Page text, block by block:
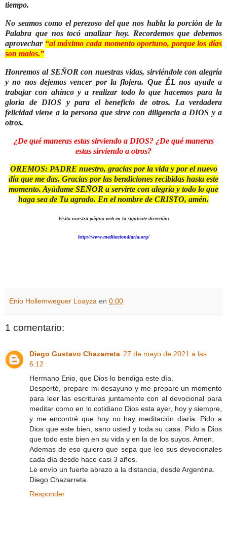
tiempo.
No seamos como el perezoso del que nos habla la porción de la
Palabra que nos tocó analizar hoy. Recordemos que debemos
aprovechar “al máximo cada momento oportuno, porque los días
son malos.”
Honremos al SEÑOR con nuestras vidas, sirviéndole con alegría
y no nos dejemos vencer por la flojera. Que ÉL nos ayude a
trabajar con ahínco y a realizar todo lo que hacemos para la
gloria de DIOS y para el beneficio de otros. La verdadera
felicidad viene a la persona que sirve con diligencia a DIOS y a
otros.
¿De qué maneras estas sirviendo a DIOS? ¿De qué maneras
estas sirviendo a otros?
OREMOS: PADRE nuestro, gracias por la vida y por el nuevo
día que me das. Gracias por las bendiciones recibidas hasta este
momento. Ayúdame SEÑOR a servirte con alegría y todo lo que
haga sea de Tu agrado. En el nombre de CRISTO, amén.
Visita nuestra página web en la siguiente dirección:
http://www.meditaciondiaria.org/
Enio Hollemweguer Loayza en 0:00
1 comentario:
Diego Gustavo Chazarreta 27 de mayo de 2021 a las
6:12
Hermano Enio, que Dios lo bendiga este día.
Desperté, prepare mi desayuno y me prepare un momento
para leer las escrituras juntamente con al devocional para
meditar como en lo cotidiano Dios esta ayer, hoy y siempre,
y me encontré que hoy no hay meditación diaria. Pido a
Dios que este bien, sano usted y toda su casa. Pido a Dios
que todo este bien en su vida y en la de los suyos. Amen.
Ademas de eso quiero que sepa que leo sus devocionales
cada día desde hace casi 3 años.
Le envío un fuerte abrazo a la distancia, desde Argentina.
Diego Chazarreta.
Responder